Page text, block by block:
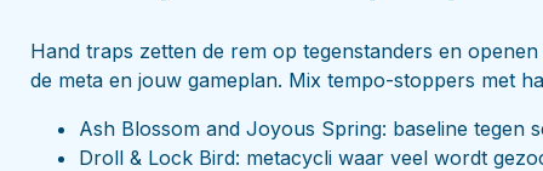
Hand traps zetten de rem op tegenstanders en
de meta en jouw gameplan. Mix tempo-stoppers met
Ash Blossom and Joyous Spring: baseline tegen
Droll & Lock Bird: metacycli waar veel wordt